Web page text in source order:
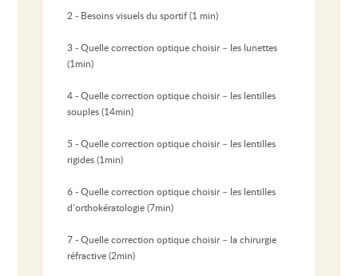
2 - Besoins visuels du sportif (1 min)
3 - Quelle correction optique choisir – les lunettes
(1min)
4 - Quelle correction optique choisir – les lentilles
souples (14min)
5 - Quelle correction optique choisir – les lentilles
rigides (1min)
6 - Quelle correction optique choisir – les lentilles
d’orthokératologie (7min)
7 - Quelle correction optique choisir – la chirurgie
réfractive (2min)